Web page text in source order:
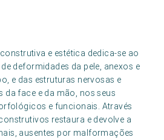
e estética dedica-se ao
deformidades da pele, anexos e
e das estruturas nervosas e
da face e da mão, nos seus
e funcionais. Através
restaura e devolve a
ausentes por malformações